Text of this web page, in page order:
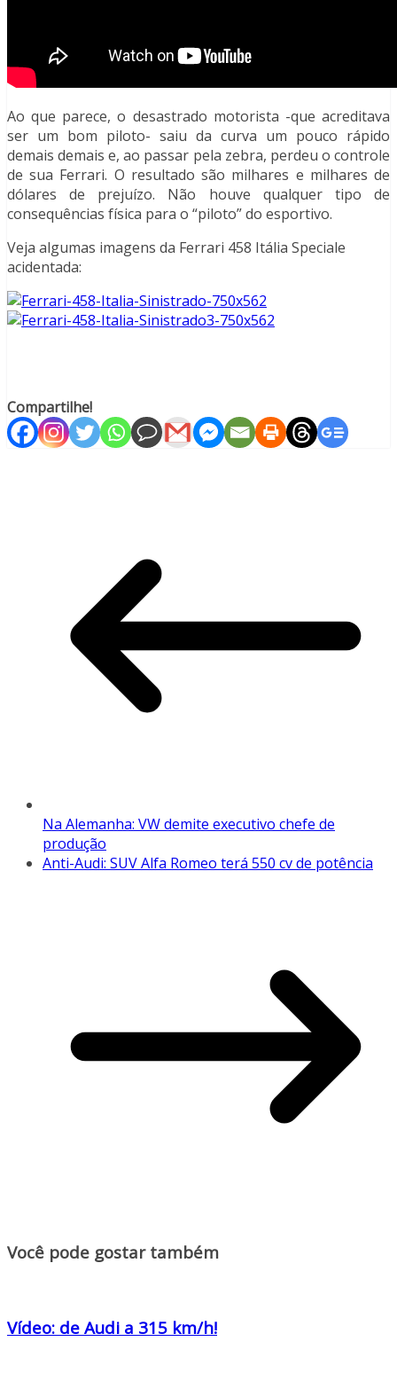
Ao que parece, o desastrado motorista -que acreditava
ser um bom piloto- saiu da curva um pouco rápido
demais demais e, ao passar pela zebra, perdeu o controle
de sua Ferrari. O resultado são milhares e milhares de
dólares de prejuízo. Não houve qualquer tipo de
consequências física para o “piloto” do esportivo.
Veja algumas imagens da Ferrari 458 Itália Speciale
acidentada:
Compartilhe!
Na Alemanha: VW demite executivo chefe de
produção
Anti-Audi: SUV Alfa Romeo terá 550 cv de potência
Você pode gostar também
Vídeo: de Audi a 315 km/h!